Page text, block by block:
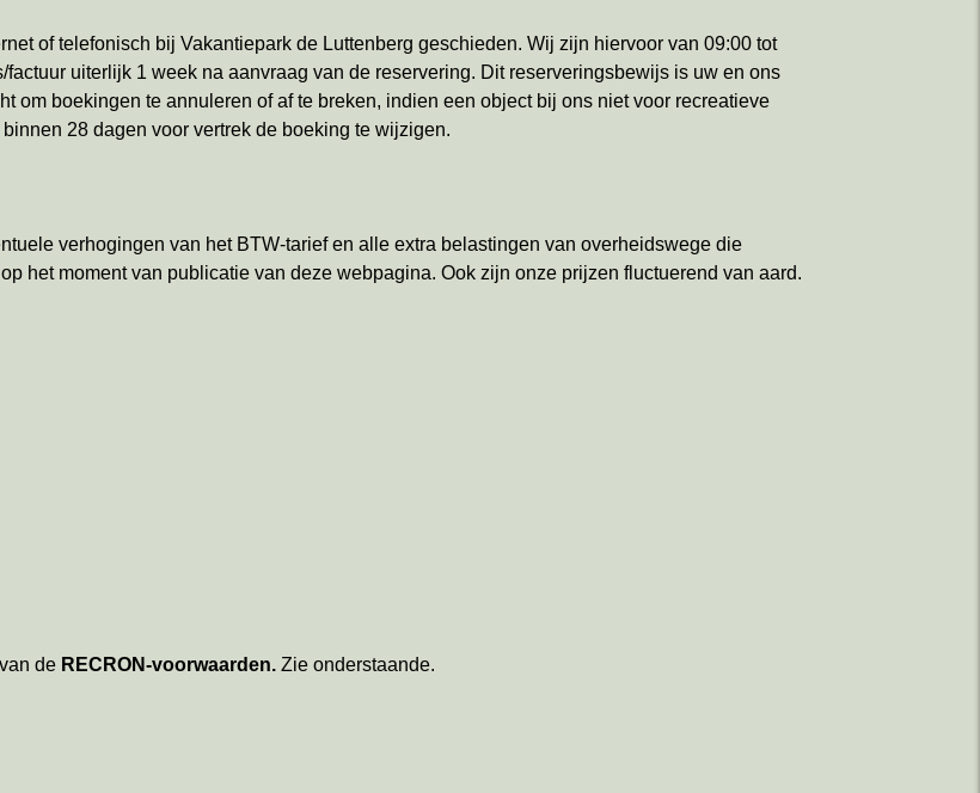
of telefonisch bij Vakantiepark de Luttenberg geschieden. Wij zijn hiervoor van 09:00 tot
uiterlijk 1 week na aanvraag van de reservering. Dit reserveringsbewijs is uw en ons
om boekingen te annuleren of af te breken, indien een object bij ons niet voor recreatieve
28 dagen voor vertrek de boeking te wijzigen.
verhogingen van het BTW-tarief en alle extra belastingen van overheidswege die
het moment van publicatie van deze webpagina. Ook zijn onze prijzen fluctuerend van aard.
de RECRON-voorwaarden. Zie onderstaande.